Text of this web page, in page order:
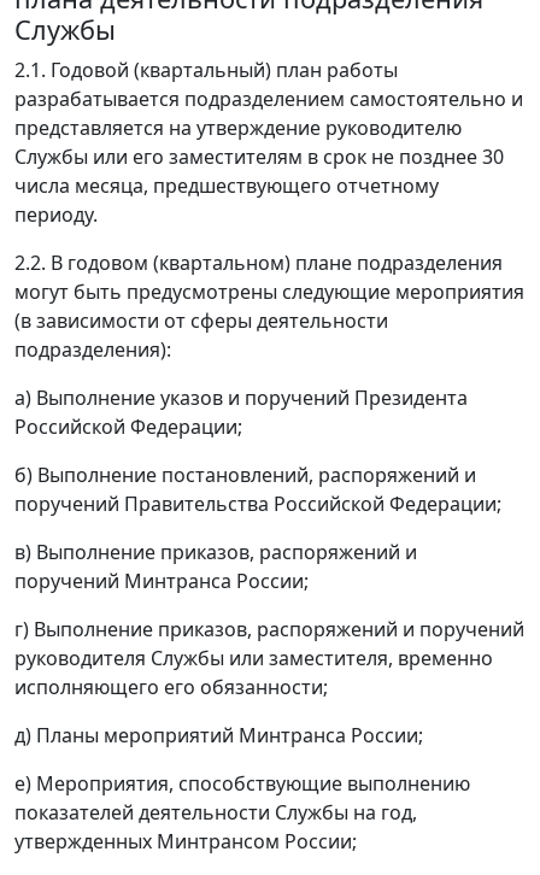
Службы
2.1. Годовой (квартальный) план работы
разрабатывается подразделением самостоятельно и
представляется на утверждение руководителю
Службы или его заместителям в срок не позднее 30
числа месяца, предшествующего отчетному
периоду.
2.2. В годовом (квартальном) плане подразделения
могут быть предусмотрены следующие мероприятия
(в зависимости от сферы деятельности
подразделения):
а) Выполнение указов и поручений Президента
Российской Федерации;
б) Выполнение постановлений, распоряжений и
поручений Правительства Российской Федерации;
в) Выполнение приказов, распоряжений и
поручений Минтранса России;
г) Выполнение приказов, распоряжений и поручений
руководителя Службы или заместителя, временно
исполняющего его обязанности;
д) Планы мероприятий Минтранса России;
е) Мероприятия, способствующие выполнению
показателей деятельности Службы на год,
утвержденных Минтрансом России;